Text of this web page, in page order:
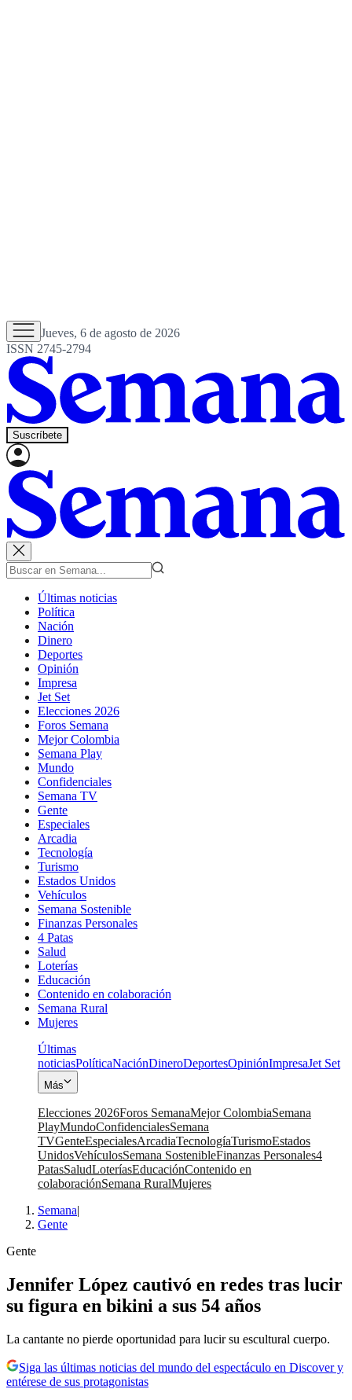
Jueves, 6 de agosto de 2026
ISSN 2745-2794
Suscríbete
Últimas noticias
Política
Nación
Dinero
Deportes
Opinión
Impresa
Jet Set
Elecciones 2026
Foros Semana
Mejor Colombia
Semana Play
Mundo
Confidenciales
Semana TV
Gente
Especiales
Arcadia
Tecnología
Turismo
Estados Unidos
Vehículos
Semana Sostenible
Finanzas Personales
4 Patas
Salud
Loterías
Educación
Contenido en colaboración
Semana Rural
Mujeres
Últimas
noticiasPolíticaNaciónDineroDeportesOpiniónImpresaJet Set
Más
Elecciones 2026Foros SemanaMejor ColombiaSemana
PlayMundoConfidencialesSemana
TVGenteEspecialesArcadiaTecnologíaTurismoEstados
UnidosVehículosSemana SostenibleFinanzas Personales4
PatasSaludLoteríasEducaciónContenido en
colaboraciónSemana RuralMujeres
Semana|
Gente
Gente
Jennifer López cautivó en redes tras lucir
su figura en bikini a sus 54 años
La cantante no pierde oportunidad para lucir su escultural cuerpo.
Siga las últimas noticias del mundo del espectáculo en Discover y
entérese de sus protagonistas